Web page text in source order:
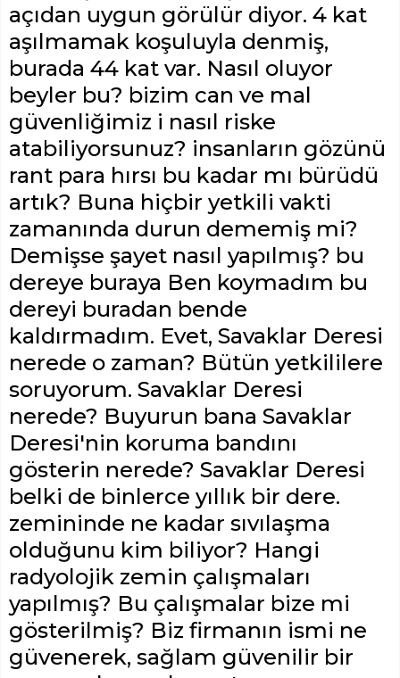
açıdan uygun görülür diyor. 4 kat
aşılmamak koşuluyla denmiş,
burada 44 kat var. Nasıl oluyor
beyler bu? bizim can ve mal
güvenliğimiz i nasıl riske
atabiliyorsunuz? insanların gözünü
rant para hırsı bu kadar mı bürüdü
artık? Buna hiçbir yetkili vakti
zamanında durun dememiş mi?
Demişse şayet nasıl yapılmış? bu
dereye buraya Ben koymadım bu
dereyi buradan bende
kaldırmadım. Evet, Savaklar Deresi
nerede o zaman? Bütün yetkililere
soruyorum. Savaklar Deresi
nerede? Buyurun bana Savaklar
Deresi'nin koruma bandını
gösterin nerede? Savaklar Deresi
belki de binlerce yıllık bir dere.
zemininde ne kadar sıvılaşma
olduğunu kim biliyor? Hangi
radyolojik zemin çalışmaları
yapılmış? Bu çalışmalar bize mi
gösterilmiş? Biz firmanın ismi ne
güvenerek, sağlam güvenilir bir